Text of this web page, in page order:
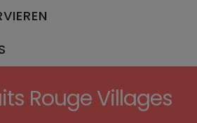
Rouge Villages